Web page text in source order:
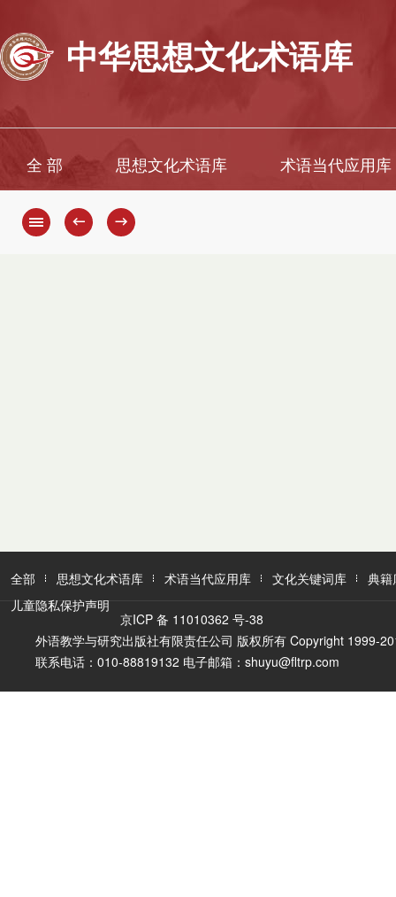
中华思想文化术语库
全 部 思想文化术语库 术语当代应用库
← →
全部 思想文化术语库 术语当代应用库 文化关键词库
典籍
儿童隐私保护声明
京ICP 备 11010362 号-38
外语教学与研究出版社有限责任公司 版权所有 Copyright 1999-
联系电话：010-88819132 电子邮箱：shuyu@fltrp.com